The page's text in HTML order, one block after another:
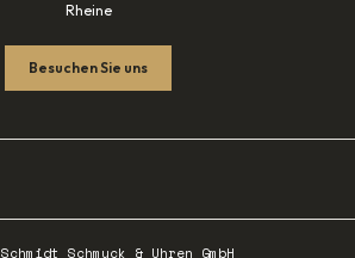
Rheine
Besuchen Sie uns
Schmidt Schmuck & Uhren GmbH